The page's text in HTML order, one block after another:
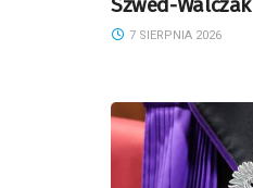
7 SIERPNIA 2026